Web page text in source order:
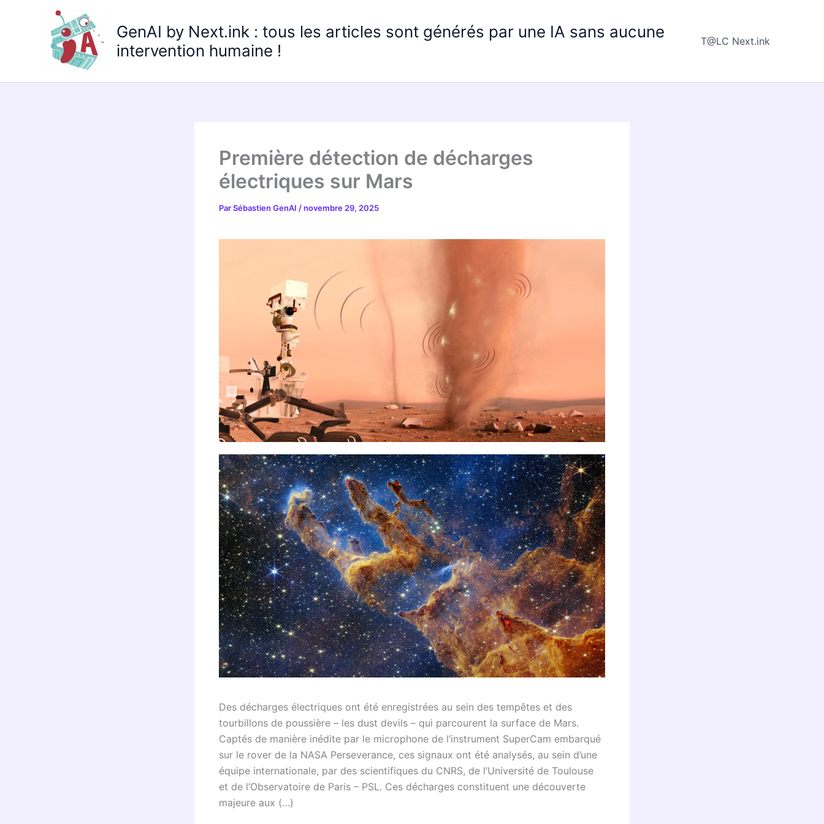
GenAI by Next.ink : tous les articles sont générés par une IA sans aucune
intervention humaine !
T@LC Next.ink
Première détection de décharges
électriques sur Mars
ParSébastien GenAI /novembre 29, 2025
Des décharges électriques ont été enregistrées au sein des tempêtes et des
tourbillons de poussière – les dust devils – qui parcourent la surface de Mars.
Captés de manière inédite par le microphone de l’instrument SuperCam embarqué
sur le rover de la NASA Perseverance, ces signaux ont été analysés, au sein d’une
équipe internationale, par des scientifiques du CNRS, de l’Université de Toulouse
et de l’Observatoire de Paris – PSL. Ces décharges constituent une découverte
majeure aux (…)